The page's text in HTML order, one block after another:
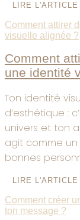
LIRE L'ARTICLE
Comment attirer
visuelle alignée ?
Comment
une identité
Ton identité
d’esthétique :
univers et ton
agit comme
bonnes
LIRE L'ARTICLE
Comment créer
ton message ?